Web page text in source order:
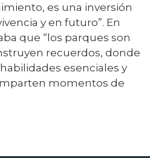
es una inversión
y en futuro”. En
que “los parques son
recuerdos, donde
esenciales y
momentos de